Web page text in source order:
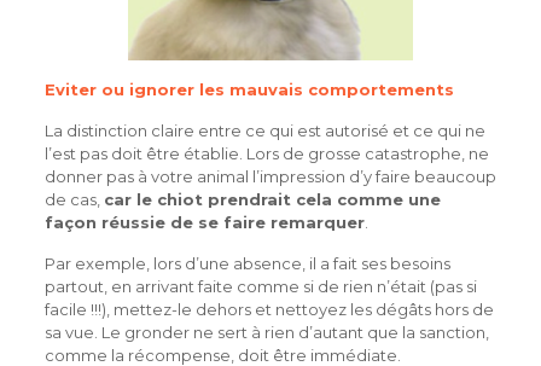
Eviter ou ignorer les mauvais comportements
La distinction claire entre ce qui est autorisé et ce qui ne
l’est pas doit être établie. Lors de grosse catastrophe, ne
donner pas à votre animal l’impression d’y faire beaucoup
de cas, car le chiot prendrait cela comme une
façon réussie de se faire remarquer.
Par exemple, lors d’une absence, il a fait ses besoins
partout, en arrivant faite comme si de rien n’était (pas si
facile !!!), mettez-le dehors et nettoyez les dégâts hors de
sa vue. Le gronder ne sert à rien d’autant que la sanction,
comme la récompense, doit être immédiate.